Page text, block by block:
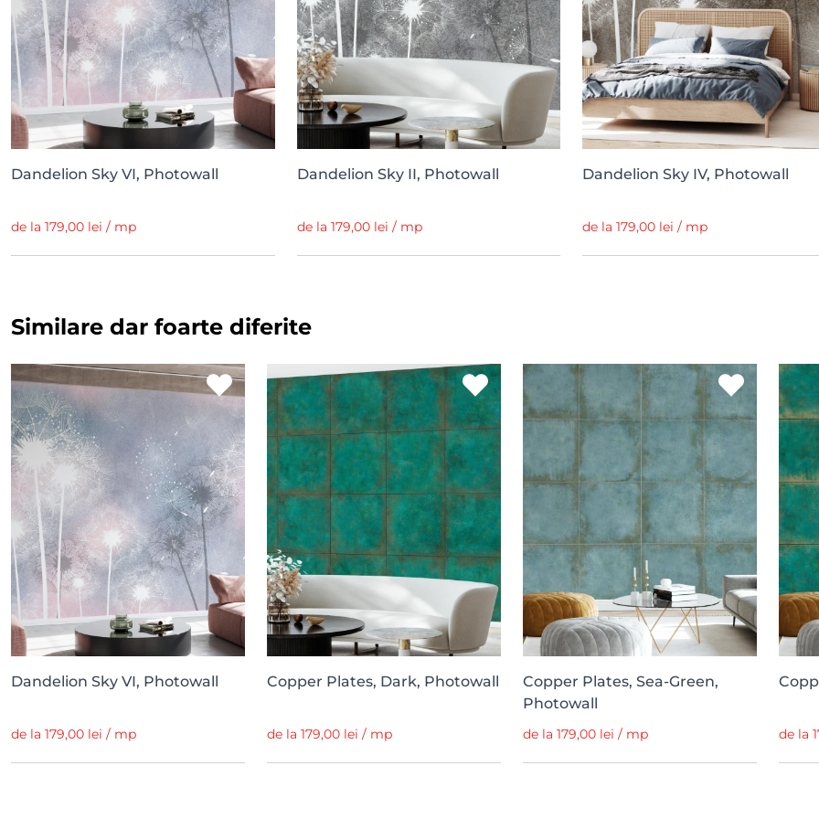
Dandelion Sky VI, Photowall
de la 179,00 lei / mp
Dandelion Sky II, Photowall
de la 179,00 lei / mp
Dandelion Sky IV, Photowall
de la 179,00 lei / mp
Similare dar foarte diferite
Dandelion Sky VI, Photowall
de la 179,00 lei / mp
Copper Plates, Dark, Photowall
de la 179,00 lei / mp
Copper Plates, Sea-Green,
Photowall
de la 179,00 lei / mp de la